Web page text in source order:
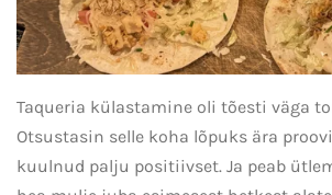
Taqueria külastamine oli tõesti väga
Otsustasin selle koha lõpuks ära
kuulnud palju positiivset. Ja peab